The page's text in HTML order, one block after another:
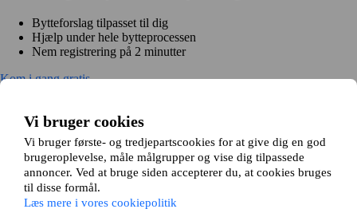
Vi bruger cookies
Vi bruger første- og tredjepartscookies for at give dig en god
brugeroplevelse, måle målgrupper og vise dig tilpassede
annoncer. Ved at bruge siden accepterer du, at cookies bruges
til disse formål.
Læs mere i vores cookiepolitik
Bytteforslag tilpasset til dig
Hjælp under hele bytteprocessen
Nem registrering på 2 minutter
Kom i gang gratis
Læs mere
Nyheder og tips
Om Hjembytte.dk
Om osGenerelle vilkår og betingelser Behandling af
personoplysninger CookiepolitikSitemap
Kundeservice